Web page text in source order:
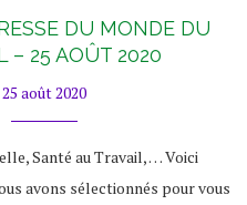
DU MONDE DU
– 25 AOÛT 2020
25 août 2020
Santé au Travail, … Voici
avons sélectionnés pour vous